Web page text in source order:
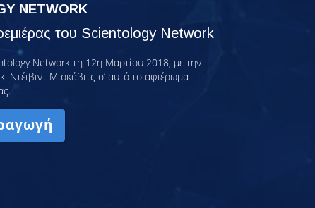
NETWORK
του Scientology Network
Network τη 12η Μαρτίου 2018, με την
Ντέιβιντ Μισκάβιτς σ’ αυτό το αφιέρωμα